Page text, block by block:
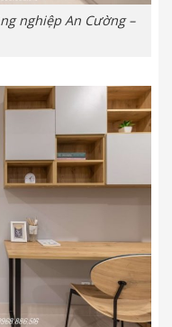
nghiệp An Cường –